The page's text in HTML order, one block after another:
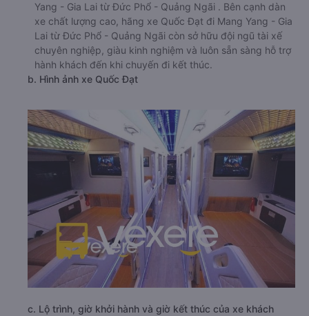
Yang - Gia Lai từ Đức Phổ - Quảng Ngãi . Bên cạnh dàn
xe chất lượng cao, hãng xe Quốc Đạt đi Mang Yang - Gia
Lai từ Đức Phổ - Quảng Ngãi còn sở hữu đội ngũ tài xế
chuyên nghiệp, giàu kinh nghiệm và luôn sẵn sàng hỗ trợ
hành khách đến khi chuyến đi kết thúc.
b. Hình ảnh xe Quốc Đạt
c. Lộ trình, giờ khởi hành và giờ kết thúc của xe khách